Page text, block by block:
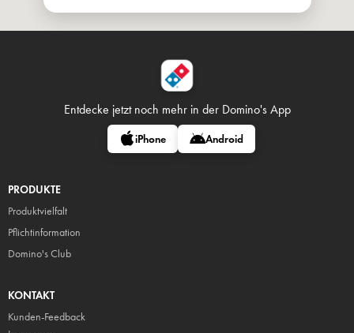
Entdecke jetzt noch mehr in der Domino's App
iPhone Android
PRODUKTE
Produktvielfalt
Pflichtinformation
Domino's Club
KONTAKT
Kunden-Feedback